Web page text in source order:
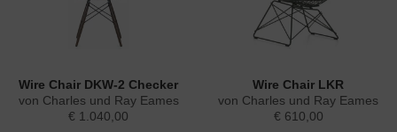
Wire Chair DKW-2 Checker
von Charles und Ray Eames
€ 1.040,00
Wire Chair LKR
von Charles und Ray Eames
€ 610,00